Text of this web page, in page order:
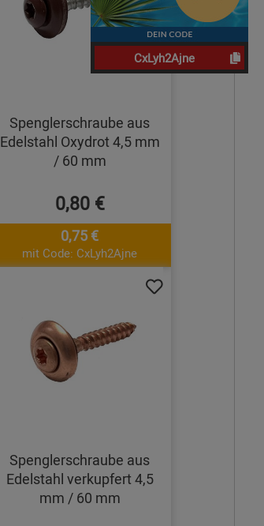
Spenglerschraube aus
Edelstahl Oxydrot 4,5 mm
/ 60 mm
0,80 €
0,75 €
mit Code: CxLyh2Ajne
Spenglerschraube aus
Edelstahl verkupfert 4,5
mm / 60 mm
CxLyh2Ajne